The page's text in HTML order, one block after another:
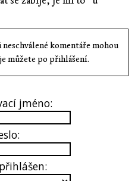
komentáře mohou
můžete po přihlášení.
jméno: